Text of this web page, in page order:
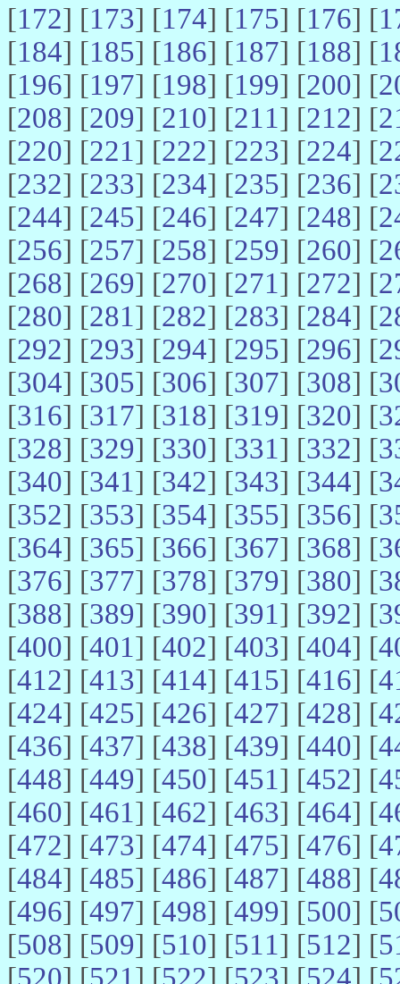
[172] [173] [174] [175] [176] [
[184] [185] [186] [187] [188] [
[196] [197] [198] [199] [200] [
[208] [209] [210] [211] [212] [
[220] [221] [222] [223] [224] [
[232] [233] [234] [235] [236] [
[244] [245] [246] [247] [248] [
[256] [257] [258] [259] [260] [
[268] [269] [270] [271] [272] [
[280] [281] [282] [283] [284] [
[292] [293] [294] [295] [296] [
[304] [305] [306] [307] [308] [
[316] [317] [318] [319] [320] [
[328] [329] [330] [331] [332] [
[340] [341] [342] [343] [344] [
[352] [353] [354] [355] [356] [
[364] [365] [366] [367] [368] [
[376] [377] [378] [379] [380] [
[388] [389] [390] [391] [392] [
[400] [401] [402] [403] [404] [
[412] [413] [414] [415] [416] [
[424] [425] [426] [427] [428] [
[436] [437] [438] [439] [440] [
[448] [449] [450] [451] [452] [
[460] [461] [462] [463] [464] [
[472] [473] [474] [475] [476] [
[484] [485] [486] [487] [488] [
[496] [497] [498] [499] [500] [
[508] [509] [510] [511] [512] [